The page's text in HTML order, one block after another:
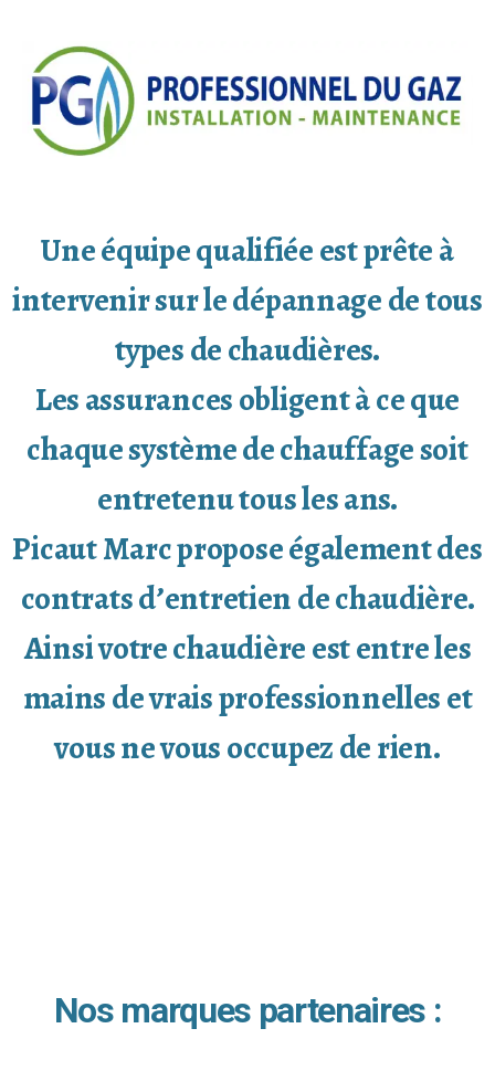
Une équipe qualifiée est prête à
intervenir sur le dépannage de tous
types de chaudières.
Les assurances obligent à ce que
chaque système de chauffage soit
entretenu tous les ans.
Picaut Marc propose également des
contrats d’entretien de chaudière.
Ainsi votre chaudière est entre les
mains de vrais professionnelles et
vous ne vous occupez de rien.
Nos marques partenaires :